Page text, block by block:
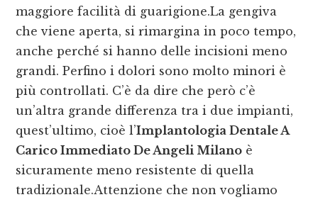
maggiore facilità di guarigione.La gengiva
che viene aperta, si rimargina in poco tempo,
anche perché si hanno delle incisioni meno
grandi. Perfino i dolori sono molto minori è
più controllati. C’è da dire che però c’è
un’altra grande differenza tra i due impianti,
quest’ultimo, cioè l’Implantologia Dentale A
Carico Immediato De Angeli Milano è
sicuramente meno resistente di quella
tradizionale.Attenzione che non vogliamo